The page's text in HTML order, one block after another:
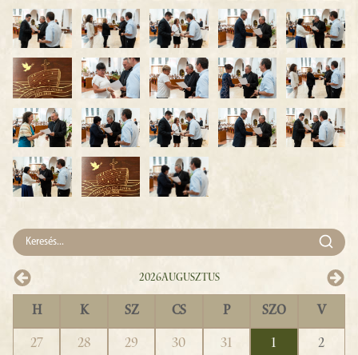
2026Augusztus
H K SZ CS P SZO V
27 28 29 30 31 1
2